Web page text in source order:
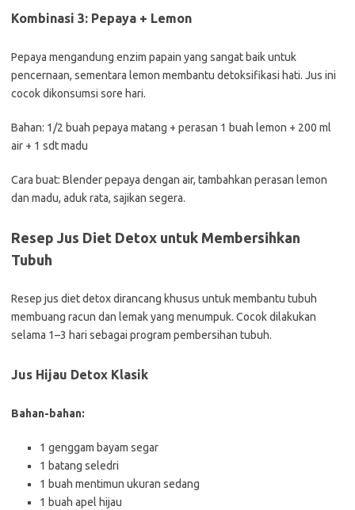
Kombinasi 3: Pepaya + Lemon
Pepaya mengandung enzim papain yang sangat baik untuk
pencernaan, sementara lemon membantu detoksifikasi hati. Jus ini
cocok dikonsumsi sore hari.
Bahan: 1/2 buah pepaya matang + perasan 1 buah lemon + 200 ml
air + 1 sdt madu
Cara buat: Blender pepaya dengan air, tambahkan perasan lemon
dan madu, aduk rata, sajikan segera.
Resep Jus Diet Detox untuk Membersihkan
Tubuh
Resep jus diet detox dirancang khusus untuk membantu tubuh
membuang racun dan lemak yang menumpuk. Cocok dilakukan
selama 1–3 hari sebagai program pembersihan tubuh.
Jus Hijau Detox Klasik
Bahan-bahan:
1 genggam bayam segar
1 batang seledri
1 buah mentimun ukuran sedang
1 buah apel hijau